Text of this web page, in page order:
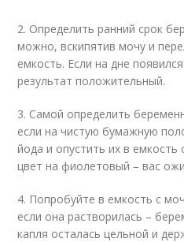
2. Определить ранний срок
можно, вскипятив мочу и
емкость. Если на дне
результат положительный.
3. Самой определить
если на чистую бумажную
йода и опустить их в
цвет на фиолетовый – вас
4. Попробуйте в емкость с
если она растворилась ­–
капля осталась цельной и